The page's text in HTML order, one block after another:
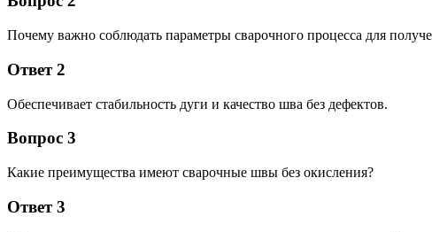
Почему важно соблюдать параметры сварочного процесса для
Ответ 2
Обеспечивает стабильность дуги и качество шва без дефектов.
Вопрос 3
Какие преимущества имеют сварочные швы без окисления?
Ответ 3